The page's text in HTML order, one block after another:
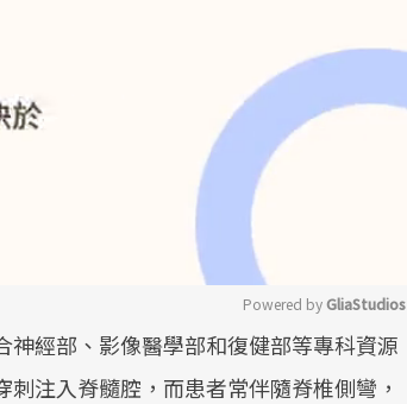
Mute
Powered by GliaStudios
神經部、影像醫學部和復健部等專科資源
注入脊髓腔，而患者常伴隨脊椎側彎，